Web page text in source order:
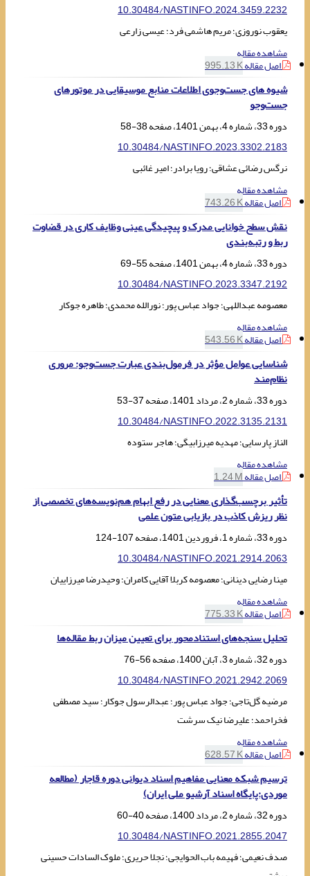
10.30484/NASTINFO.2024.3459.2232
یعقوب نوروزی؛ مریم هاشمی فرد؛ عیسی زارعی
مشاهده مقاله
اصل مقاله995.13 K
شیوه های جست‌وجوی اطلاعات منابع موسیقایی در موتورهای
جست‌وجو
دوره 33، شماره 4، بهمن 1401، صفحه
38-58
10.30484/NASTINFO.2023.3302.2183
نرگس رضائی عشاقی؛ رویا برادر؛ امیر غائبی
مشاهده مقاله
اصل مقاله743.26 K
نقش سطح خوانایی مدرک و پیچیدگی عینی وظایف کاری در قضاوت
ربط و رتبه‌بندی
دوره 33، شماره 4، بهمن 1401، صفحه
55-69
10.30484/NASTINFO.2023.3347.2192
معصومه عبداللهی؛ جواد عباس پور؛ نورالله محمدی؛ طاهره جوکار
مشاهده مقاله
اصل مقاله543.56 K
شناسایی عوامل مؤثر در فرمول‌بندی عبارت جست‌وجو: مروری
نظام‌مند
دوره 33، شماره 2، مرداد 1401، صفحه
37-53
10.30484/NASTINFO.2022.3135.2131
الناز پارسایی؛ مهدیه میرزابیگی؛ هاجر ستوده
مشاهده مقاله
اصل مقاله1.24 M
تأثیر برچسب‌گذاری معنایی در رفع ابهام هم‌نویسه‌های تخصصی از
نظر ریزش کاذب در بازیابی متون علمی
دوره 33، شماره 1، فروردین 1401، صفحه
107-124
10.30484/NASTINFO.2021.2914.2063
مینا رضایی دینانی؛ معصومه کربلا آقایی کامران؛ وحیدرضا میرزاییان
مشاهده مقاله
اصل مقاله775.33 K
تحلیل سنجه‌های استنادمحور برای تعیین میزان ربط مقاله‌ها
دوره 32، شماره 3، آبان 1400، صفحه
56-76
10.30484/NASTINFO.2021.2942.2069
مرضیه گل‌تاجی؛ جواد عباس پور؛ عبدالرسول جوکار؛ سید مصطفی
فخراحمد؛ علیرضا نیک سرشت
مشاهده مقاله
اصل مقاله628.57 K
ترسیم شبکه معنایی مفاهیم اسناد دیوانی دوره قاجار (مطالعه
موردی:پایگاه اسناد آرشیو ملی ایران)
دوره 32، شماره 2، مرداد 1400، صفحه
40-60
10.30484/NASTINFO.2021.2855.2047
صدف نعیمی؛ فهیمه باب الحوایجی؛ نجلا حریری؛ ملوک السادات حسینی